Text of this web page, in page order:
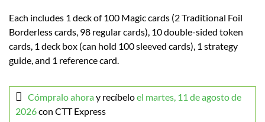
Each includes 1 deck of 100 Magic cards (2 Traditional Foil
Borderless cards, 98 regular cards), 10 double-sided token
cards, 1 deck box (can hold 100 sleeved cards), 1 strategy
guide, and 1 reference card.
Cómpralo ahoray recíbeloel martes, 11 de agosto de
2026con CTT Express